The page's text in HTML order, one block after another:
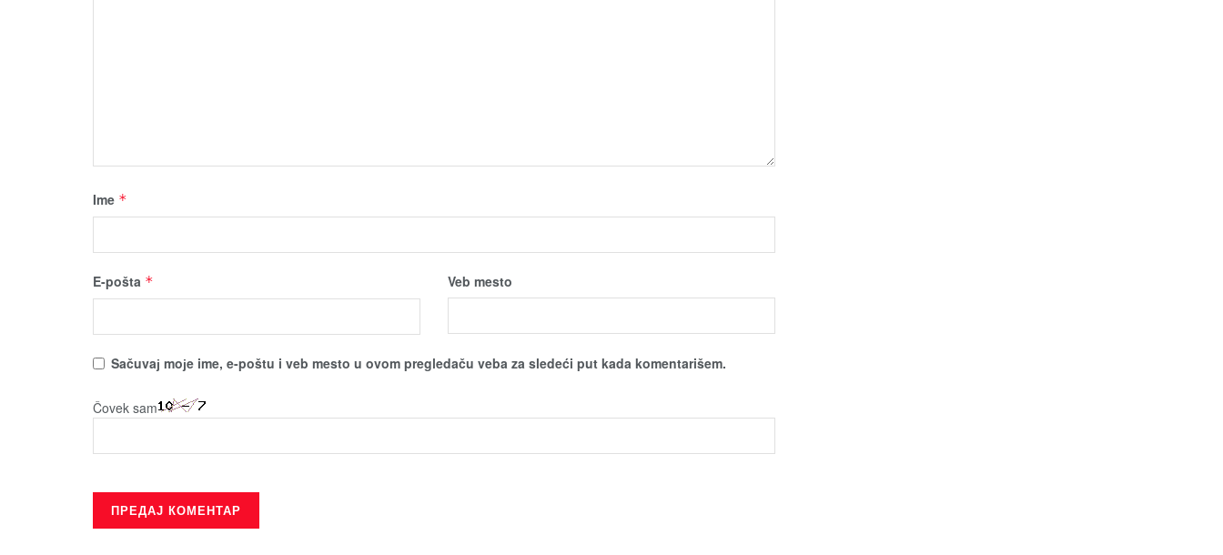
Ime *
E-pošta * Veb mesto
Sačuvaј moјe ime, e-poštu i veb mesto u ovom pregledaču veba za sledeći put kada komentarišem.
Čovek sam